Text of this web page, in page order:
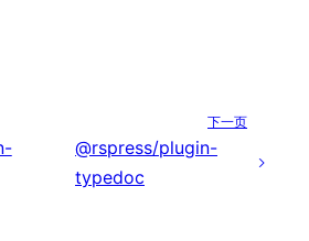
下一页
@rspress/plugin-
typedoc